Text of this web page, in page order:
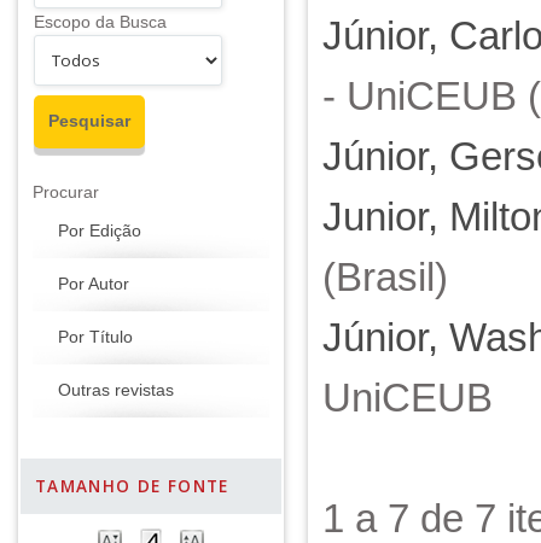
Escopo da Busca
Procurar
Por Edição
Por Autor
Por Título
Outras revistas
TAMANHO DE FONTE
Júnior,
- UniCEUB
Júnior,
Junior,
(Brasil)
Júnior,
UniCEUB
1 a 7 de 7